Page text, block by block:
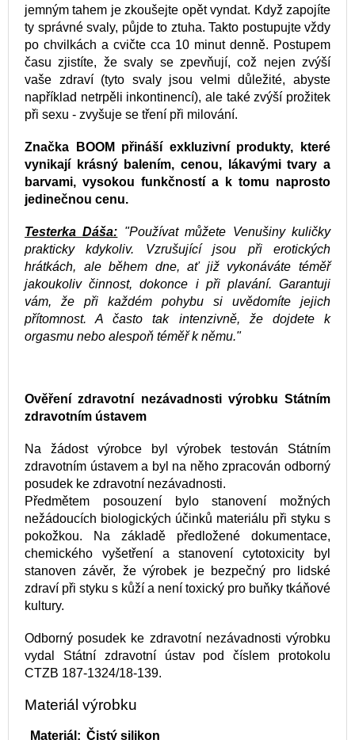
jemným tahem je zkoušejte opět vyndat. Když zapojíte
ty správné svaly, půjde to ztuha. Takto postupujte vždy
po chvilkách a cvičte cca 10 minut denně. Postupem
času zjistíte, že svaly se zpevňují, což nejen zvýší
vaše zdraví (tyto svaly jsou velmi důležité, abyste
například netrpěli inkontinencí), ale také zvýší prožitek
při sexu - zvyšuje se tření při milování.
Značka BOOM přináší exkluzivní produkty, které
vynikají krásný balením, cenou, lákavými tvary a
barvami, vysokou funkčností a k tomu naprosto
jedinečnou cenu.
Testerka Dáša: "Používat můžete Venušiny kuličky
prakticky kdykoliv. Vzrušující jsou při erotických
hrátkách, ale během dne, ať již vykonáváte téměř
jakoukoliv činnost, dokonce i při plavání. Garantuji
vám, že při každém pohybu si uvědomíte jejich
přítomnost. A často tak intenzivně, že dojdete k
orgasmu nebo alespoň téměř k němu."
Ověření zdravotní nezávadnosti výrobku Státním
zdravotním ústavem
Na žádost výrobce byl výrobek testován Státním
zdravotním ústavem a byl na něho zpracován odborný
posudek ke zdravotní nezávadnosti.
Předmětem posouzení bylo stanovení možných
nežádoucích biologických účinků materiálu při styku s
pokožkou. Na základě předložené dokumentace,
chemického vyšetření a stanovení cytotoxicity byl
stanoven závěr, že výrobek je bezpečný pro lidské
zdraví při styku s kůží a není toxický pro buňky tkáňové
kultury.
Odborný posudek ke zdravotní nezávadnosti výrobku
vydal Státní zdravotní ústav pod číslem protokolu
CTZB 187-1324/18-139.
Materiál výrobku
Materiál: Čistý silikon